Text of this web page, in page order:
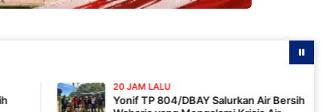
20 JAM LALU
Yonif TP 804/DBAY Salurkan Air Bersih bagi Warga Kampung